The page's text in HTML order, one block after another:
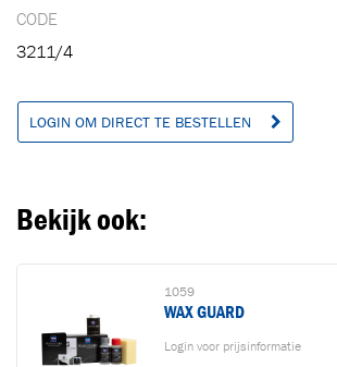
CODE
3211/4
LOGIN OM DIRECT TE BESTELLEN
Bekijk ook:
1059
WAX GUARD
Login voor prijsinformatie
Toegevoegd aan
VERDER WINKELEN Ga